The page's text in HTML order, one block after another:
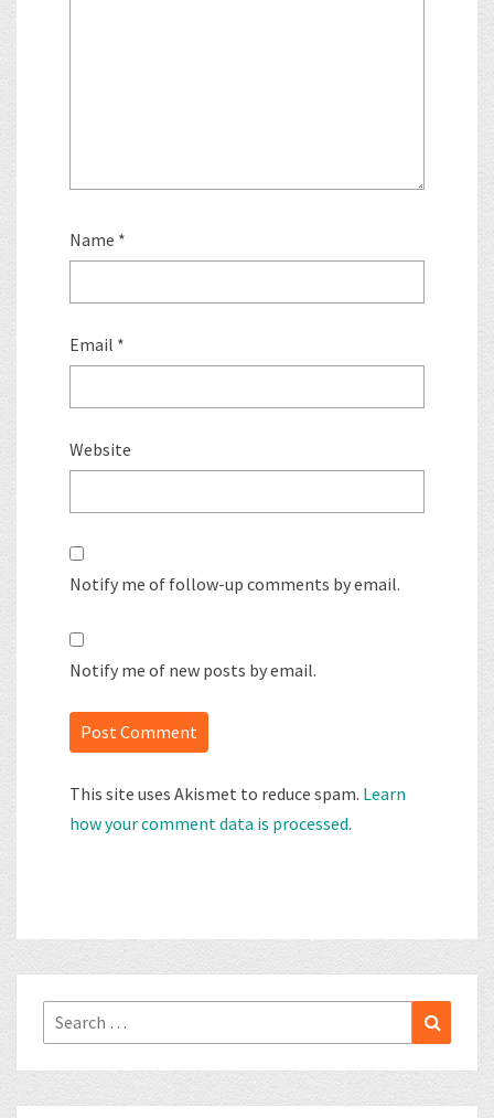
Name *
Email *
Website
Notify me of follow-up comments by email.
Notify me of new posts by email.
This site uses Akismet to reduce spam. Learn
how your comment data is processed.
Search
for: